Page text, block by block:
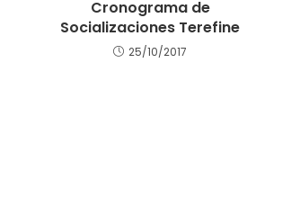
Cronograma de
Socializaciones Terefine
25/10/2017